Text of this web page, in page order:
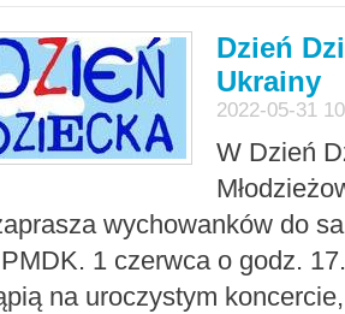
Dzień
Ukrainy
2022-05-31
W Dzień
wychowanków do
1 czerwca o godz.
na uroczystym